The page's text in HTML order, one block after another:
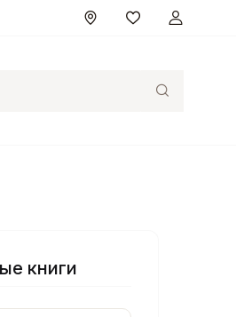
книги